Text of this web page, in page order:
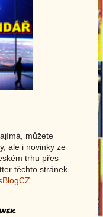
můžete
ale i novinky ze
trhu přes
těchto stránek.